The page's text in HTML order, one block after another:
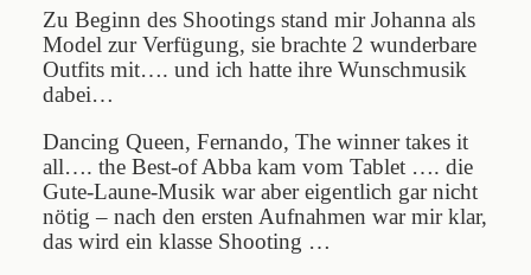
Zu Beginn des Shootings stand mir Johanna als
Model zur Verfügung, sie brachte 2 wunderbare
Outfits mit…. und ich hatte ihre Wunschmusik
dabei…
Dancing Queen, Fernando, The winner takes it
all…. the Best-of Abba kam vom Tablet …. die
Gute-Laune-Musik war aber eigentlich gar nicht
nötig – nach den ersten Aufnahmen war mir klar,
das wird ein klasse Shooting …